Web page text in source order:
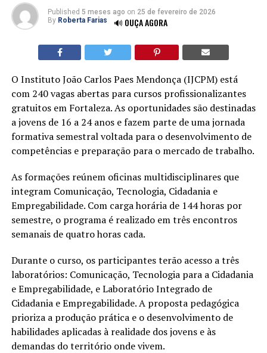
🔊 OUÇA AGORA
Published 5 meses ago on 25 de fevereiro de 2026
By Roberta Farias
O Instituto João Carlos Paes Mendonça (IJCPM) está
com 240 vagas abertas para cursos profissionalizantes
gratuitos em Fortaleza. As oportunidades são destinadas
a jovens de 16 a 24 anos e fazem parte de uma jornada
formativa semestral voltada para o desenvolvimento de
competências e preparação para o mercado de trabalho.
As formações reúnem oficinas multidisciplinares que
integram Comunicação, Tecnologia, Cidadania e
Empregabilidade. Com carga horária de 144 horas por
semestre, o programa é realizado em três encontros
semanais de quatro horas cada.
Durante o curso, os participantes terão acesso a três
laboratórios: Comunicação, Tecnologia para a Cidadania
e Empregabilidade, e Laboratório Integrado de
Cidadania e Empregabilidade. A proposta pedagógica
prioriza a produção prática e o desenvolvimento de
habilidades aplicadas à realidade dos jovens e às
demandas do território onde vivem.